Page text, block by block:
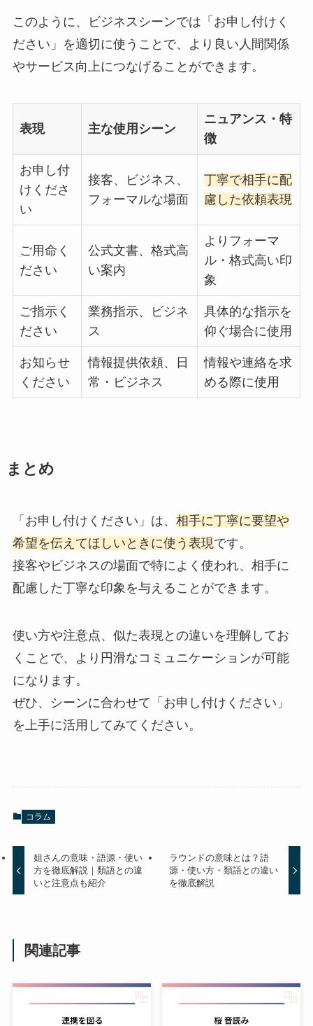
このように、ビジネスシーンでは「お申し付けく
ださい」を適切に使うことで、より良い人間関係
やサービス向上につなげることができます。
表現 主な使用シーン
ニュアンス・特
徴
お申し付
けくださ
い
接客、ビジネス、
フォーマルな場面
丁寧で相手に配
慮した依頼表現
ご用命く
ださい
公式文書、格式高
い案内
よりフォーマ
ル・格式高い印
象
ご指示く
ださい
業務指示、ビジネ
ス
具体的な指示を
仰ぐ場合に使用
お知らせ
ください
情報提供依頼、日
常・ビジネス
情報や連絡を求
める際に使用
まとめ
「お申し付けください」は、 相手に丁寧に要望や
希望を伝えてほしいときに使う表現です。
接客やビジネスの場面で特によく使われ、相手に
配慮した丁寧な印象を与えることができます。
使い方や注意点、似た表現との違いを理解してお
くことで、より円滑なコミュニケーションが可能
になります。
ぜひ、シーンに合わせて「お申し付けください」
を上手に活用してみてください。
コラム
姐さんの意味・語源・使い
方を徹底解説｜類語との違
いと注意点も紹介
ラウンドの意味とは？語
源・使い方・類語との違い
を徹底解説
関連記事